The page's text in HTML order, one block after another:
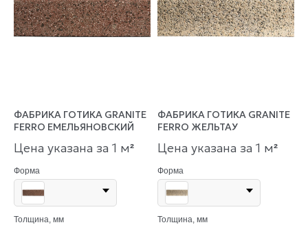
ФАБРИКА ГОТИКА GRANITE
FERRO ЕМЕЛЬЯНОВСКИЙ
Цена указана за 1 м²
Форма
Толщина, мм
ФАБРИКА ГОТИКА GRANITE
FERRO ЖЕЛЬТАУ
Цена указана за 1 м²
Форма
Толщина, мм